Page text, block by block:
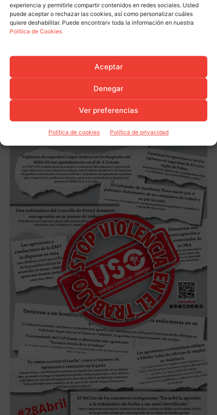
experiencia y permitirle compartir contenidos en redes sociales. Usted
puede aceptar o rechazar las cookies, así como personalizar cuáles
quiere deshabilitar. Puede encontrarv toda la información en nuestra
Política de Cookies
Aceptar
Denegar
Ver preferencias
Política de cookies Política de privacidad